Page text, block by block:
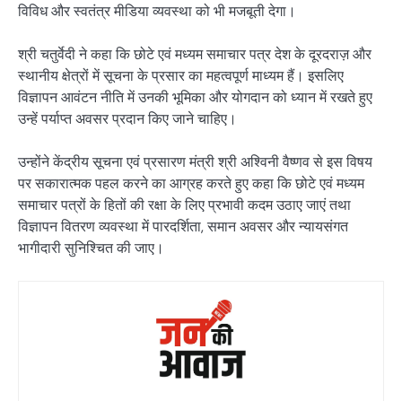
विविध और स्वतंत्र मीडिया व्यवस्था को भी मजबूती देगा।
श्री चतुर्वेदी ने कहा कि छोटे एवं मध्यम समाचार पत्र देश के दूरदराज़ और
स्थानीय क्षेत्रों में सूचना के प्रसार का महत्वपूर्ण माध्यम हैं। इसलिए
विज्ञापन आवंटन नीति में उनकी भूमिका और योगदान को ध्यान में रखते हुए
उन्हें पर्याप्त अवसर प्रदान किए जाने चाहिए।
उन्होंने केंद्रीय सूचना एवं प्रसारण मंत्री श्री अश्विनी वैष्णव से इस विषय
पर सकारात्मक पहल करने का आग्रह करते हुए कहा कि छोटे एवं मध्यम
समाचार पत्रों के हितों की रक्षा के लिए प्रभावी कदम उठाए जाएं तथा
विज्ञापन वितरण व्यवस्था में पारदर्शिता, समान अवसर और न्यायसंगत
भागीदारी सुनिश्चित की जाए।